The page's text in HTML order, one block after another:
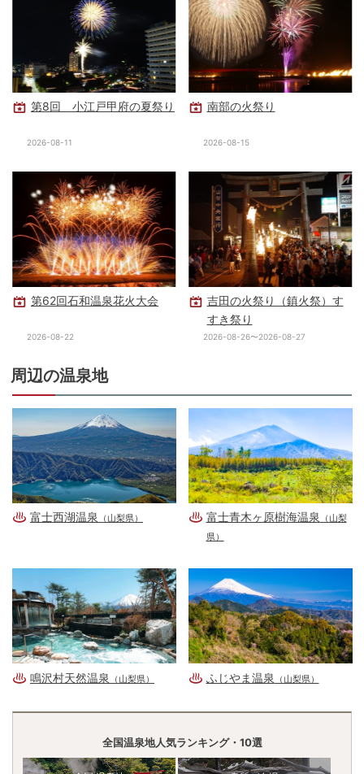
第8回 小江戸甲府の夏祭り
2026-08-11
南部の火祭り
2026-08-15
第62回石和温泉花火大会
2026-08-22
吉田の火祭り（鎮火祭）す
すき祭り
2026-08-26〜2026-08-27
周辺の温泉地
富士西湖温泉 （山梨県） 富士青木ヶ原樹海温泉 （山梨
県）
鳴沢村天然温泉 （山梨県） ふじやま温泉 （山梨県）
全国温泉地人気ランキング・10選